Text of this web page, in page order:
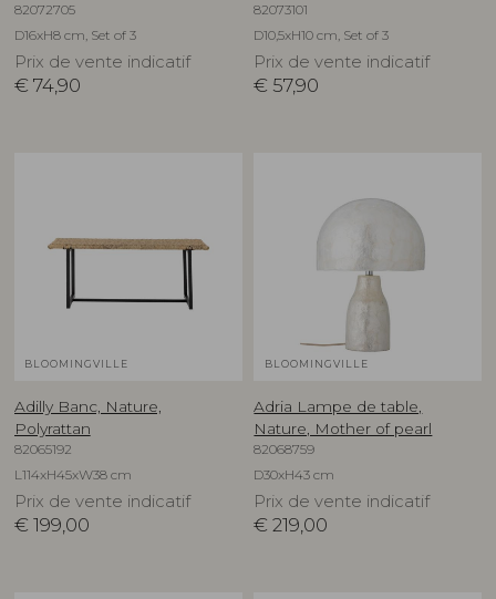
82072705
D16xH8 cm, Set of 3
Prix de vente indicatif
€ 74,90
82073101
D10,5xH10 cm, Set of 3
Prix de vente indicatif
€ 57,90
BLOOMINGVILLE
Adilly Banc, Nature,
Polyrattan
82065192
L114xH45xW38 cm
Prix de vente indicatif
€ 199,00
BLOOMINGVILLE
Adria Lampe de table,
Nature, Mother of pearl
82068759
D30xH43 cm
Prix de vente indicatif
€ 219,00